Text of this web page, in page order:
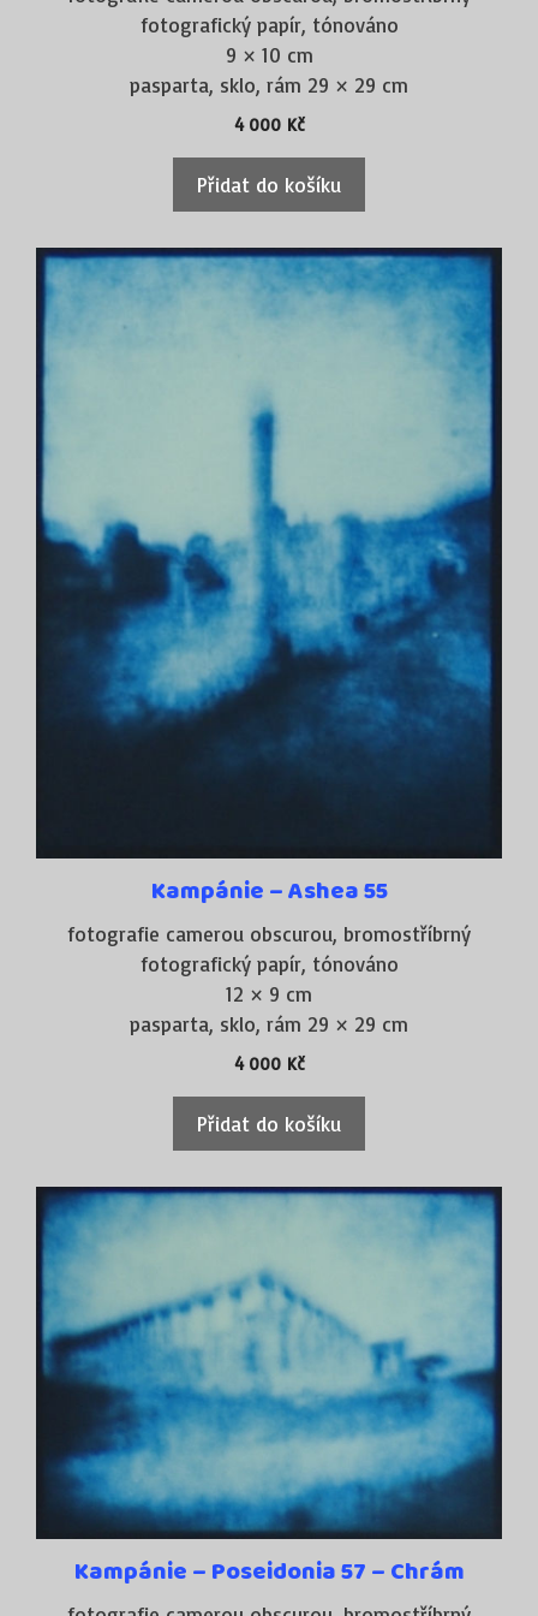
: Husitské muzeum v Táboře; Národní
muzeum fotografie Jindřichův Hradec; A.M.A.C.
Chamalieres – Association Mouvement d’Art
Contemporain Clermont-Ferrand (Francie);
Millennium Gallery Museum Sheffield (Velká
Británie); Centrum Kultury Browar-B Wloclawek
(Polsko); soukromé sbírky – Česká republika,
Slovenská republika, Anglie, Rakousko, Francie,
Polsko, Norsko, Čína
Účast na mezinárodních výtvarných sympoziích
Česká republika, Slovenská republika, Holandsko,
republika, Rakousko, Polsko
Výstavy kolektivní: Česká republika, Polsko,
Francie, Německo, Velká Británie
Spolupráce : VUT Brno Fakulta výtvarných umění –
externí výuka předmětu Camera obscura ve
fotografii
Hlinice 2020, ISBN 978-80-907546-5-2
Katalog
: Camera obscura – Pavel Talich, Planá nad
Lužnicí 2017, ISBN 978-80-270-1255-8
Pavel Talich CAMERA OBSCURA,
ISBN 978-80-87516-7, 224 s.
Cena Intersalonu AJV Jindřichův Hradec,
fotografický papír, tónováno
9 × 10 cm
pasparta, sklo, rám 29 × 29 cm
4 000 Kč
Přidat do košíku
Kampánie – Ashea 55
fotografie camerou obscurou, bromostříbrný
fotografický papír, tónováno
12 × 9 cm
pasparta, sklo, rám 29 × 29 cm
4 000 Kč
Přidat do košíku
Kampánie – Poseidonia 57 – Chrám